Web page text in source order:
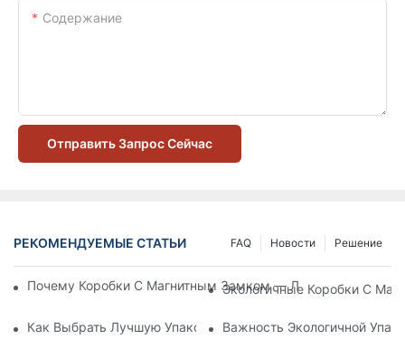
Содержание
Отправить Запрос Сейчас
РЕКОМЕНДУЕМЫЕ СТАТЬИ Решение
Новости
FAQ
Почему Коробки С Магнитным Замком — Лучший Выбор
Экологичные Коробки С
Как Выбрать Лучшую Упаковку Для Средств По Уходу За
Важность Экологичной